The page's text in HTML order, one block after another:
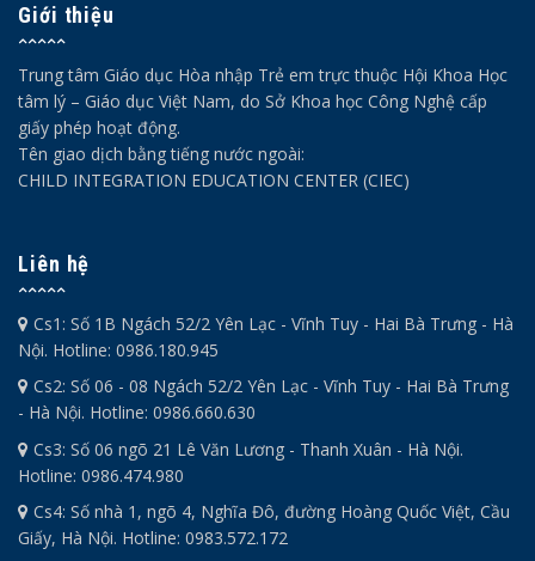
Giới thiệu
Trung tâm Giáo dục Hòa nhập Trẻ em trực thuộc Hội Khoa Học
tâm lý – Giáo dục Việt Nam, do Sở Khoa học Công Nghệ cấp
giấy phép hoạt động.
Tên giao dịch bằng tiếng nước ngoài:
CHILD INTEGRATION EDUCATION CENTER (CIEC)
Liên hệ
Cs1: Số 1B Ngách 52/2 Yên Lạc - Vĩnh Tuy - Hai Bà Trưng - Hà
Nội. Hotline: 0986.180.945
Cs2: Số 06 - 08 Ngách 52/2 Yên Lạc - Vĩnh Tuy - Hai Bà Trưng
- Hà Nội. Hotline: 0986.660.630
Cs3: Số 06 ngõ 21 Lê Văn Lương - Thanh Xuân - Hà Nội.
Hotline: 0986.474.980
Cs4: Số nhà 1, ngõ 4, Nghĩa Đô, đường Hoàng Quốc Việt, Cầu
Giấy, Hà Nội. Hotline: 0983.572.172